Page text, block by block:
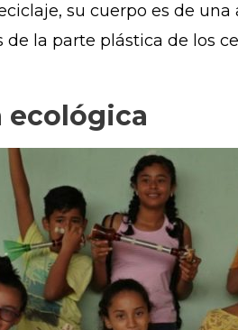
su cuerpo es de
la parte plástica de los
ecológica